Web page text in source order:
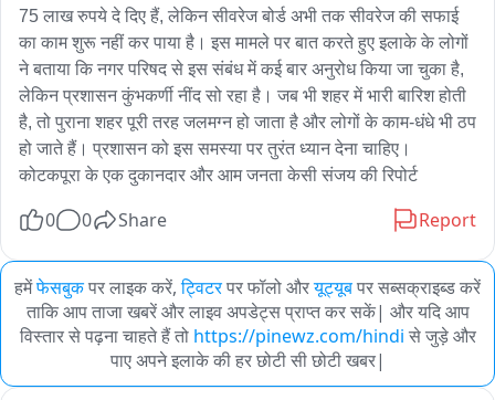
75 लाख रुपये दे दिए हैं, लेकिन सीवरेज बोर्ड अभी तक सीवरेज की सफाई
का काम शुरू नहीं कर पाया है। इस मामले पर बात करते हुए इलाके के लोगों
ने बताया कि नगर परिषद से इस संबंध में कई बार अनुरोध किया जा चुका है,
लेकिन प्रशासन कुंभकर्णी नींद सो रहा है। जब भी शहर में भारी बारिश होती
है, तो पुराना शहर पूरी तरह जलमग्न हो जाता है और लोगों के काम-धंधे भी ठप
हो जाते हैं। प्रशासन को इस समस्या पर तुरंत ध्यान देना चाहिए।
कोटकपूरा के एक दुकानदार और आम जनता केसी संजय की रिपोर्ट
0 0 Share Report
हमेंफेसबुकपर लाइक करें, ट्विटरपर फॉलो औरयूट्यूबपर सब्सक्राइब्ड करें
ताकि आप ताजा खबरें और लाइव अपडेट्स प्राप्त कर सकें| और यदि आप
विस्तार से पढ़ना चाहते हैं तो https://pinewz.com/hindi से जुड़े और
पाए अपने इलाके की हर छोटी सी छोटी खबर|